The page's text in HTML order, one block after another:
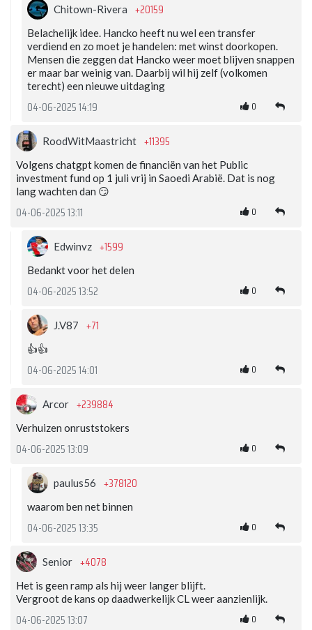
Chitown-Rivera +20159
Belachelijk idee. Hancko heeft nu wel een transfer
verdiend en zo moet je handelen: met winst doorkopen.
Mensen die zeggen dat Hancko weer moet blijven snappen
er maar bar weinig van. Daarbij wil hij zelf (volkomen
terecht) een nieuwe uitdaging
04-06-2025 14:19 0
RoodWitMaastricht +11395
Volgens chatgpt komen de financiën van het Public
investment fund op 1 juli vrij in Saoedi Arabië. Dat is nog
lang wachten dan 😏
04-06-2025 13:11 0
Edwinvz +1599
Bedankt voor het delen
04-06-2025 13:52 0
J.V87 +71
👍👍
04-06-2025 14:01 0
Arcor +239884
Verhuizen onruststokers
04-06-2025 13:09 0
paulus56 +378120
waarom ben net binnen
04-06-2025 13:35 0
Senior +4078
Het is geen ramp als hij weer langer blijft.
Vergroot de kans op daadwerkelijk CL weer aanzienlijk.
04-06-2025 13:07 0